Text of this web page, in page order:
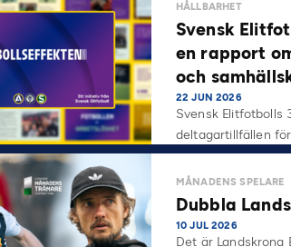
HÅLLBARHET
Svensk
en rapport
och
22 JUN 2026
Svensk Elitfotbolls
deltagartillfällen
på…
MÅNADENS SPELARE
Dubbla
10 JUL 2026
Det är